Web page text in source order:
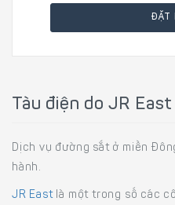
ĐẶT
Tàu điện do JR
Dịch vụ đường sắt ở miền
hành.
JR Eastlà một trong số các